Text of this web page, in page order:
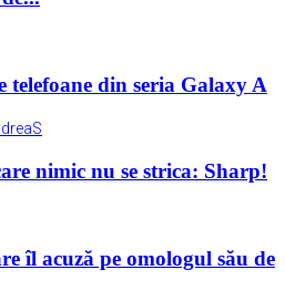
telefoane din seria Galaxy A
nimic nu se strica: Sharp!
îl acuză pe omologul său de